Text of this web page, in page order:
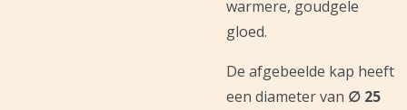
warmere, goudgele
gloed.
De afgebeelde kap heeft
een diameter van ∅ 25